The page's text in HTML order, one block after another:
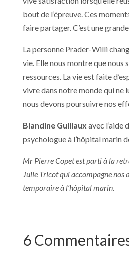
bout de l’épreuve. Ces
faire partager. C’est une
La personne Prader-Willi
vie. Elle nous montre que nous
ressources. La vie est faite
vivre dans notre monde qui ne
nous devons poursuivre nos
Blandine Guillaux avec l’aide
psychologue à l’hôpital marin
Mr Pierre Copet est parti à la
Julie Tricot qui accompagne nos
temporaire à l’hôpital marin.
6